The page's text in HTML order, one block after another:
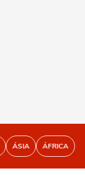
ÁSIA ÁFRICA